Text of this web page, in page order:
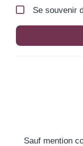
Se souvenir
Sauf mention